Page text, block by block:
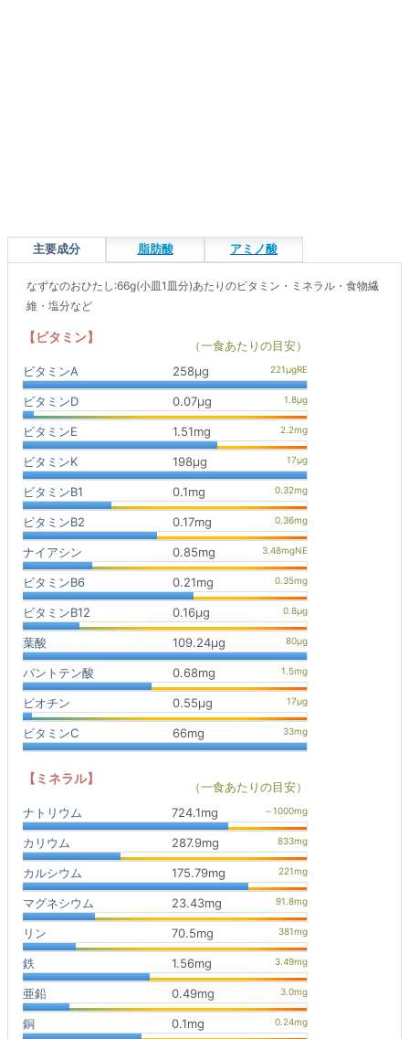
主要成分 脂肪酸 アミノ酸
なずなのおひたし:66g(小皿1皿分)あたりのビタミン・ミネラル・食物繊
維・塩分など
【ビタミン】
（一食あたりの目安）
ビタミンA
258μg
ビタミンD 0.07μg
ビタミンE 1.51mg
ビタミンK 198μg
ビタミンB1 0.1mg
ビタミンB2 0.17mg
ナイアシン 0.85mg
ビタミンB6 0.21mg
ビタミンB12 0.16μg
葉酸 109.24μg
パントテン酸 0.68mg
ビオチン 0.55μg
ビタミンC 66mg
【ミネラル】
（一食あたりの目安）
ナトリウム
724.1mg
カリウム 287.9mg
カルシウム 175.79mg
マグネシウム 23.43mg
リン 70.5mg
鉄 1.56mg
亜鉛 0.49mg
銅 0.1mg